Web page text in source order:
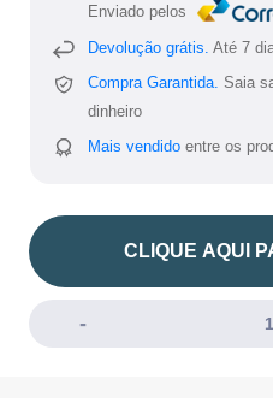
Enviado pelos
Devolução grátis. Até 7
Compra Garantida. Saia
dinheiro
Mais vendido entre os
CLIQUE AQUI